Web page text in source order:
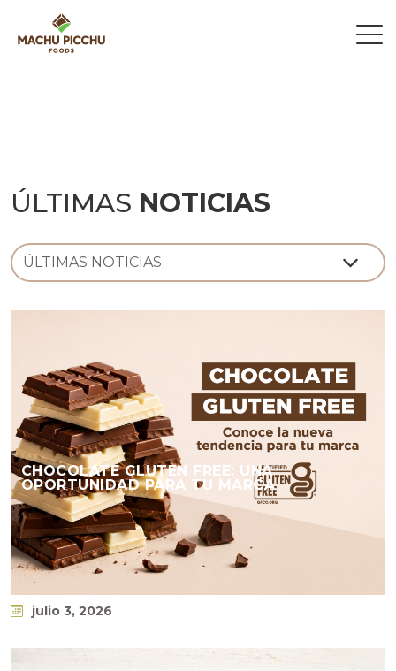
ÚLTIMAS NOTICIAS
CHOCOLATE GLUTEN FREE: UNA
OPORTUNIDAD PARA TU MARCA
julio 3, 2026